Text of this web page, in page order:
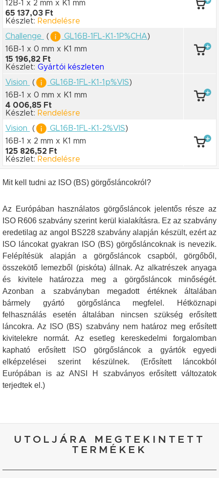
12B-1 x 2 mm x K1 mm
65 137,03 Ft
Készlet: Rendelésre
Challenge
( GL16B-1FL-K1-1P%CHA)
16B-1 x 0 mm x K1 mm
15 196,82 Ft
Készlet: Gyártói készleten
Vision
( GL16B-1FL-K1-1p%VIS)
16B-1 x 0 mm x K1 mm
4 006,85 Ft
Készlet: Rendelésre
Vision
( GL16B-1FL-K1-2%VIS)
16B-1 x 2 mm x K1 mm
125 826,52 Ft
Készlet: Rendelésre
Mit kell tudni az ISO (BS) görgősláncokról?
Az Európában használatos görgősláncok jelentős része az
ISO R606 szabvány szerint kerül kialakításra. Ez az szabvány
eredetilag az angol BS228 szabvány alapján készült, ezért az
ISO láncokat gyakran ISO (BS) görgősláncoknak is nevezik.
Felépítésük alapján a görgősláncok csapból, görgőből,
összekötő lemezből (piskóta) állnak. Az alkatrészek anyaga
és kivitele határozza meg a görgősláncok minőségét.
Azonban a szabványban megadott értéknek általában
bármely gyártó görgőslánca megfelel. Hétköznapi
felhasználás esetén általában nincsen szükség erősített
láncokra. Az ISO (BS) szabvány nem határoz meg erősített
kivitelekre normát. Az esetleg kereskedelmi forgalomban
kapható erősített ISO görgősláncok a gyártók egyedi
elképzelései szerint készülnek. (Erősített láncokból
Európában is az ANSI H szabványos erősített változatok
terjedtek el.)
UTOLJÁRA MEGTEKINTETT
TERMÉKEK